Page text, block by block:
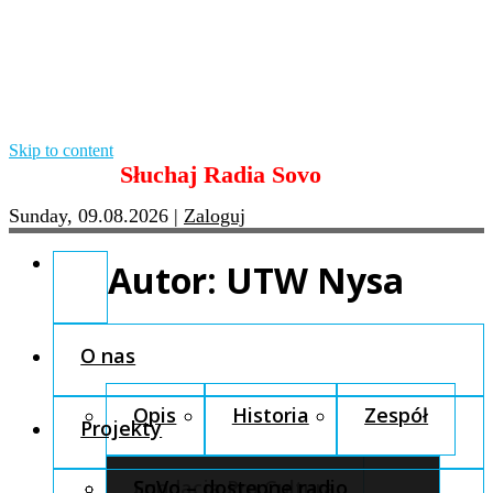
Skip to content
Słuchaj Radia Sovo
Sunday, 09.08.2026 | Zaloguj
O nas
Opis Historia Zespół
Fundacja Pro Cultura
Projekty
SoVo – dostępne radio
Autor: UTW Nysa